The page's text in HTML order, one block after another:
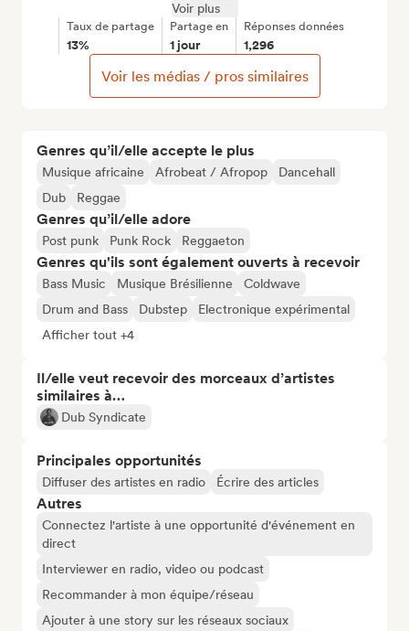
Genres qu’il/elle accepte le plus
Musique africaine Afrobeat / Afropop
Dancehall
Dub
Reggae
Genres qu’il/elle adore
Post punk Punk Rock Reggaeton
Genres qu'ils sont également ouverts à recevoir
Bass Music Musique Brésilienne
Coldwave
Drum and Bass
Dubstep
Electronique expérimental
Afficher tout +4
Il/elle veut recevoir des morceaux d’artistes
similaires à…
Dub Syndicate
Principales opportunités
Diffuser des artistes en radio Écrire des articles
Autres
Connectez l'artiste à une opportunité d'événement en
direct
Interviewer en radio, video ou podcast
Recommander à mon équipe/réseau
Ajouter à une story sur les réseaux sociaux
Voir plus
Taux de partage
13%
Partage en
1 jour
Réponses données
1,296
Voir les médias / pros similaires